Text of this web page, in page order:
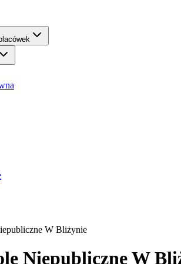
W Bliżynie
Niepubliczne W